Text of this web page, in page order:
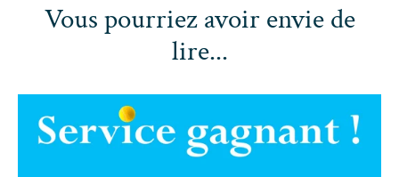
Vous pourriez avoir envie de
lire...